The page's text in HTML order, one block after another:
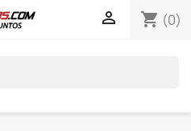
shopping_cart (0)
